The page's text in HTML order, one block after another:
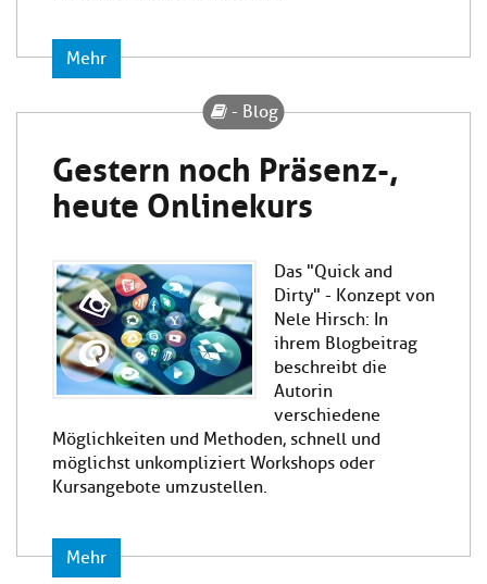
Mehr
Gestern noch Präsenz-,
heute Onlinekurs
- Blog
Das "Quick and
Dirty" - Konzept von
Nele Hirsch: In
ihrem Blogbeitrag
beschreibt die
Autorin
verschiedene
Möglichkeiten und Methoden, schnell und
möglichst unkompliziert Workshops oder
Kursangebote umzustellen.
Mehr